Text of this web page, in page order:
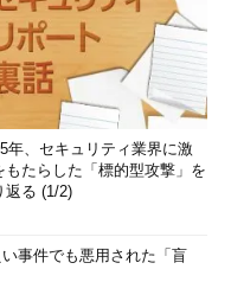
年、セキュリティ業界に激
もたらした「標的型攻撃」を
返る (1/2)
事件でも悪用された「盲